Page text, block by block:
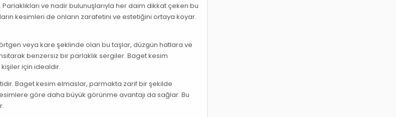
ve nadir bulunuşlarıyla her daim dikkat çeken bu
kesimleri de onların zarafetini ve estetiğini ortaya koyar.
veya kare şeklinde olan bu taşlar, düzgün hatlara ve
benzersiz bir parlaklık sergiler. Baget kesim
için idealdir.
Baget kesim elmaslar, parmakta zarif bir şekilde
göre daha büyük görünme avantajı da sağlar. Bu